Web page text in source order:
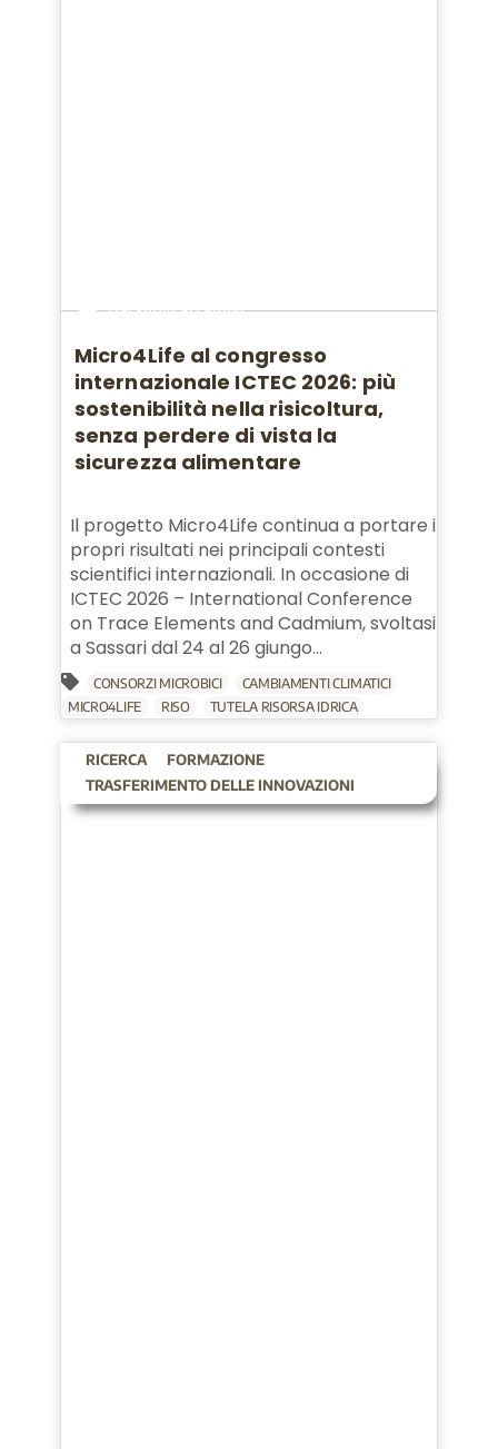
Dal suolo al campo
Micro4Life al congresso
internazionale ICTEC 2026: più
sostenibilità nella risicoltura,
senza perdere di vista la
sicurezza alimentare
Il progetto Micro4Life continua a portare i
propri risultati nei principali contesti
scientifici internazionali. In occasione di
ICTEC 2026 – International Conference
on Trace Elements and Cadmium, svoltasi
a Sassari dal 24 al 26 giungo...
CONSORZI MICROBICI
CAMBIAMENTI CLIMATICI
MICRO4LIFE
RISO TUTELA RISORSA IDRICA
RICERCA
FORMAZIONE
TRASFERIMENTO DELLE INNOVAZIONI